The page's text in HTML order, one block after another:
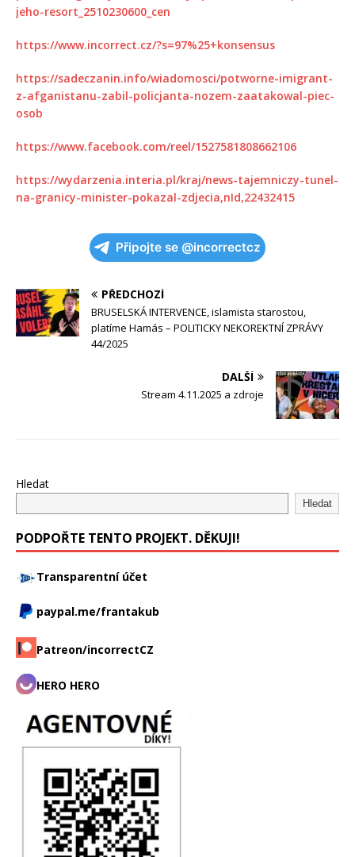
jeho-resort_2510230600_cen
https://www.incorrect.cz/?s=97%25+konsensus
https://sadeczanin.info/wiadomosci/potworne-imigrant-
z-afganistanu-zabil-policjanta-nozem-zaatakowal-piec-
osob
https://www.facebook.com/reel/1527581808662106
https://wydarzenia.interia.pl/kraj/news-tajemniczy-tunel-
na-granicy-minister-pokazal-zdjecia,nId,22432415
Připojte se @incorrectcz
PŘEDCHOZÍ
BRUSELSKÁ INTERVENCE, islamista starostou,
platíme Hamás – POLITICKY NEKOREKTNÍ ZPRÁVY
44/2025
DALŠÍ
Stream 4.11.2025 a zdroje
Hledat
Hledat
PODPOŘTE TENTO PROJEKT. DĚKUJI!
Transparentní účet
paypal.me/frantakub
Patreon/incorrectCZ
HERO HERO